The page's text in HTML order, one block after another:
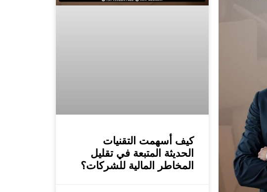
كيف أسهمت التقنيات
الحديثة المتبعة في تقليل
المخاطر المالية للشركات؟